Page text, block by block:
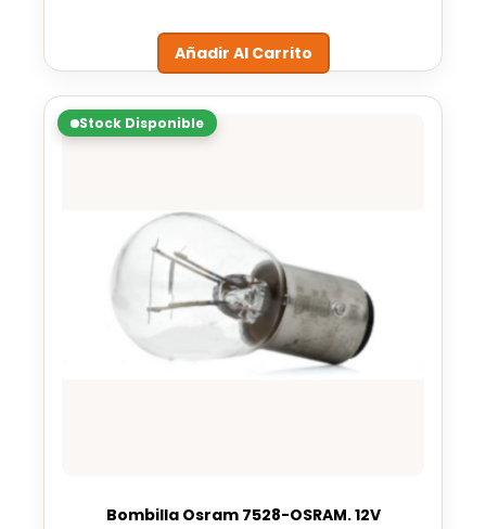
Añadir Al Carrito
Bombilla Osram 7528-OSRAM. 12V
Stock Disponible